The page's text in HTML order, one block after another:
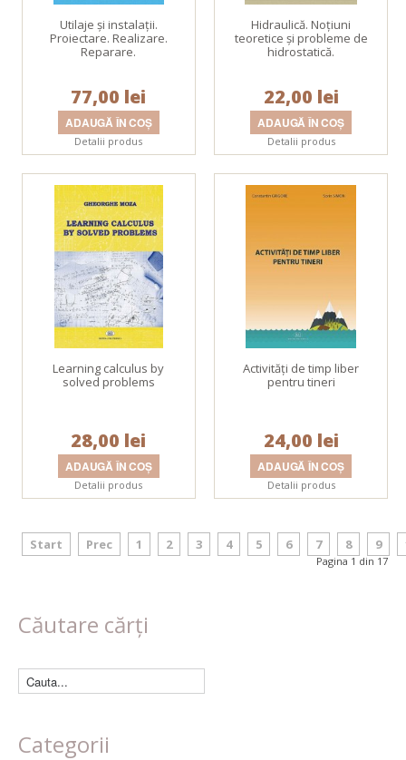
Utilaje şi instalaţii.
Proiectare. Realizare.
Reparare.
77,00 lei
Detalii produs
Hidraulică. Noţiuni
teoretice şi probleme de
hidrostatică.
22,00 lei
Detalii produs
Learning calculus by
solved problems
28,00 lei
Detalii produs
Activităţi de timp liber
pentru tineri
24,00 lei
Detalii produs
Start Prec 1 2 3 4 5 6 7 8 9
Pagina 1 din 17
Căutare cărți
Categorii